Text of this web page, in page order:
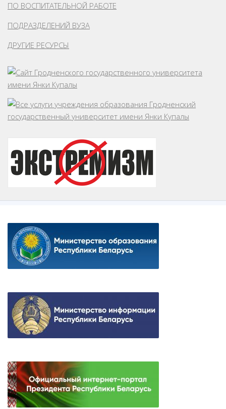
ПО ВОСПИТАТЕЛЬНОЙ РАБОТЕ
ПОДРАЗДЕЛЕНИЙ ВУЗА
ДРУГИЕ РЕСУРСЫ